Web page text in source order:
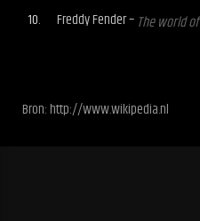
Freddy Fender – The world of
Bron: http://www.wikipedia.nl